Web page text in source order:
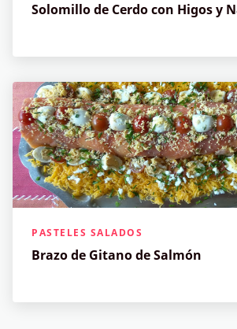
Solomillo de Cerdo con Higos y
PASTELES SALADOS
Brazo de Gitano de Salmón